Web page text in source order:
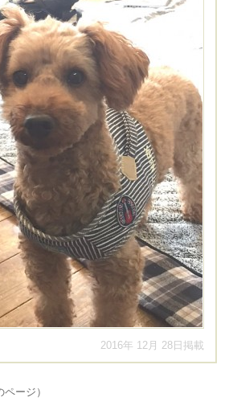
2016年 12月 28日掲載
ージ）